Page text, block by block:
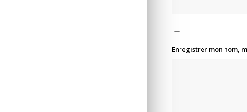
Enregistrer mon nom,